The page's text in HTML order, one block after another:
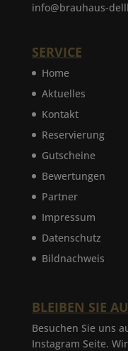
info@brauhaus-
SERVICE
Home
Aktuelles
Kontakt
Reservierung
Gutscheine
Bewertungen
Partner
Impressum
Datenschutz
Bildnachweis
BLEIBEN SIE
Besuchen Sie uns
Instagram Seite.